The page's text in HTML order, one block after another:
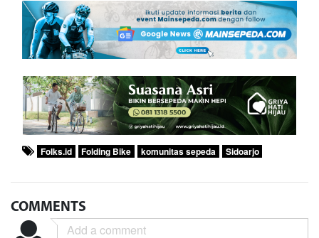
Folks.id Folding Bike komunitas sepeda Sidoarjo
COMMENTS